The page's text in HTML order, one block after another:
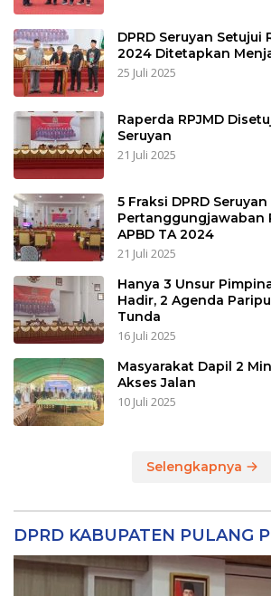
DPRD Seruyan Setujui
2024 Ditetapkan
25 Juli 2025
Raperda RPJMD
Seruyan
21 Juli 2025
5 Fraksi DPRD
Pertanggungjawaban
APBD TA 2024
21 Juli 2025
Hanya 3 Unsur
Hadir, 2 Agenda
Tunda
16 Juli 2025
Masyarakat Dapil 2
Akses Jalan
10 Juli 2025
Selengkapnya
DPRD KABUPATEN PULANG